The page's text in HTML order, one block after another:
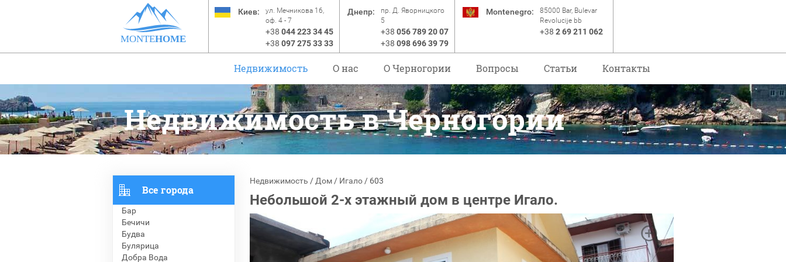
MONTEHOME
Киев:
ул. Мечникова 16,
оф. 4 - 7
+38 044 223 34 45
+38 097 275 33 33
Днепр:
пр. Д. Яворницкого
5
+38 056 789 20 07
+38 098 696 39 79
Montenegro:
85000 Bar, Bulevar
Revolucije bb
+38 2 69 211 062
Недвижимость О нас O Черногории Вопросы Статьи Контакты
Недвижимость в Черногории
Все города
Бар
Бечичи
Будва
Булярица
Добра Вода
Недвижимость / Дом / Игало / 603
Небольшой 2-х этажный дом в центре Игало.